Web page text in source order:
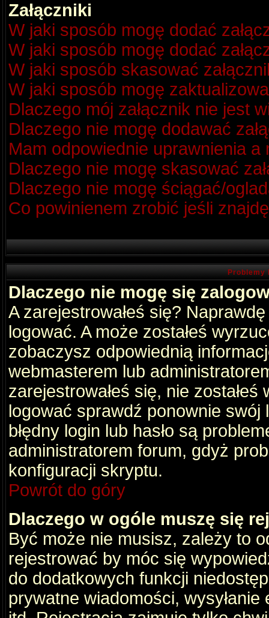
Załączniki
W jaki sposób mogę dodać
W jaki sposób mogę dodać
W jaki sposób skasować
W jaki sposób mogę
Dlaczego mój załącznik nie jest
Dlaczego nie mogę dodawać
Mam odpowiednie uprawnienia a
Dlaczego nie mogę skasować
Dlaczego nie mogę ściągać/
Co powinienem zrobić jeśli
Problemy
Dlaczego nie mogę się
A zarejestrowałeś się?
logować. A może zostałeś
zobaczysz odpowiednią
webmasterem lub
zarejestrowałeś się, nie
logować sprawdź ponownie swój
błędny login lub hasło są
administratorem forum, gdyż
konfiguracji skryptu.
Powrót do góry
Dlaczego w ogóle muszę się
Być może nie musisz, zależy to
rejestrować by móc się
do dodatkowych funkcji
prywatne wiadomości,